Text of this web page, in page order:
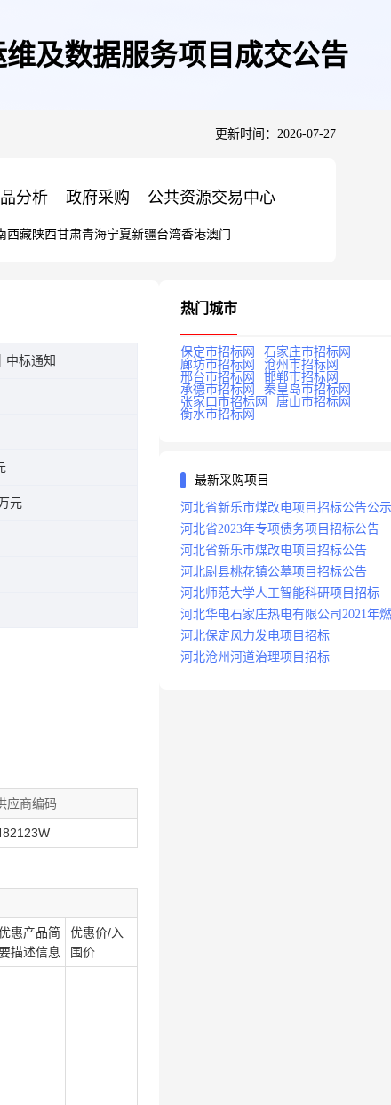
及数据服务项目成交公告
更新时间：2026-07-27
分析 政府采购 公共资源交易中心
西藏陕西甘肃青海宁夏新疆台湾香港澳门
中标通知
元
应商编码
惠产品简
描述信息
优惠价/入
围价
热门城市
保定市招标网
石家庄市招标网
廊坊市招标网
沧州市招标网
邢台市招标网
邯郸市招标网
承德市招标网
秦皇岛市招标网
张家口市招标网
唐山市招标网
衡水市招标网
最新采购项目
河北省新乐市煤改电项目招标公告公示
河北省2023年专项债务项目招标公告
河北省新乐市煤改电项目招标公告
河北尉县桃花镇公墓项目招标公告
河北师范大学人工智能科研项目招标
河北华电石家庄热电有限公司2021年
分场辅助运行项目招标公告
河北保定风力发电项目招标
河北沧州河道治理项目招标